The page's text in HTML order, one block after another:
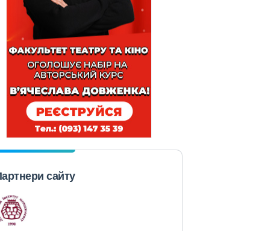
сайту